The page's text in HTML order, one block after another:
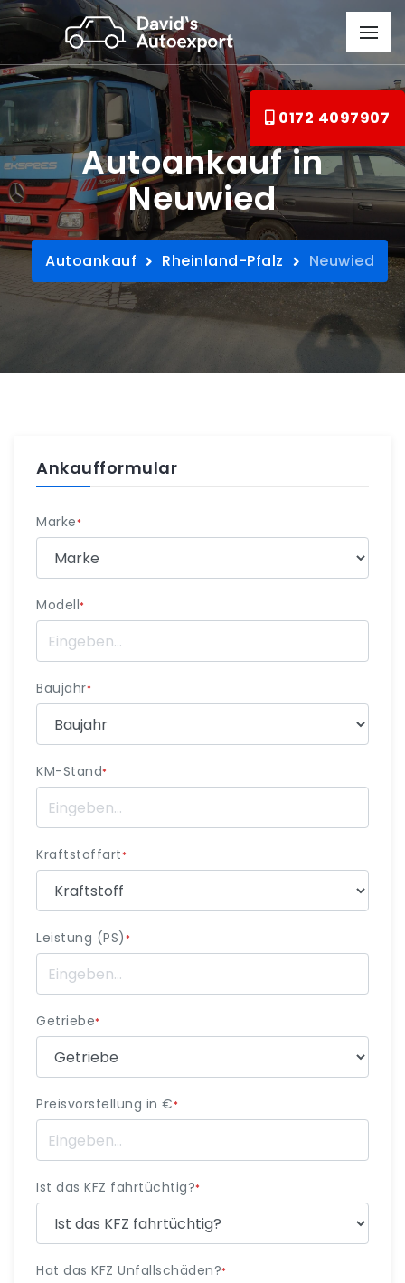
0172 4097907
Autoankauf in
Neuwied
Autoankauf Rheinland-Pfalz Neuwied
Ankaufformular
Marke*
Modell*
Baujahr*
KM-Stand*
Kraftstoffart*
Leistung (PS) *
Getriebe*
Preisvorstellung in €*
Ist das KFZ fahrtüchtig?*
Hat das KFZ Unfallschäden?*